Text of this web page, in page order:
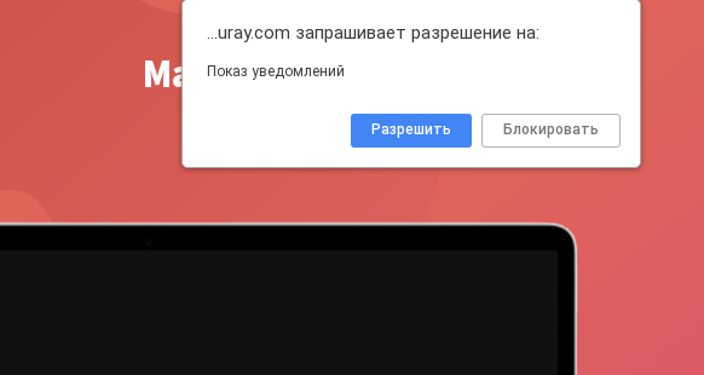
Master Push
…uray.com запрашивает разрешение на:
Показ уведомлений
Блокировать
Разрешить